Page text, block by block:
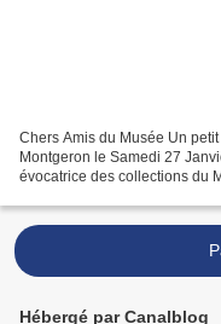
Chers Amis du Musée Un
Montgeron le Samedi 27
évocatrice des collections du
Hébergé par Canalblog